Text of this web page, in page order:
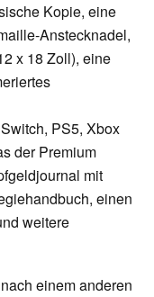
Kopie, eine
Anstecknadel,
x 18 Zoll), eine
PS5, Xbox
der Premium
mit
einen
weitere
einem anderen